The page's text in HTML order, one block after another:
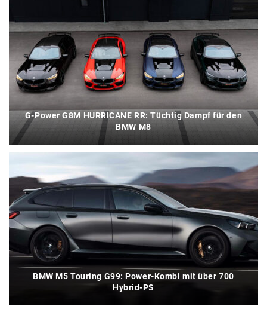
G-Power G8M HURRICANE RR: Tüchtig Dampf für den
BMW M8
BMW M5 Touring G99: Power-Kombi mit über 700
Hybrid-PS